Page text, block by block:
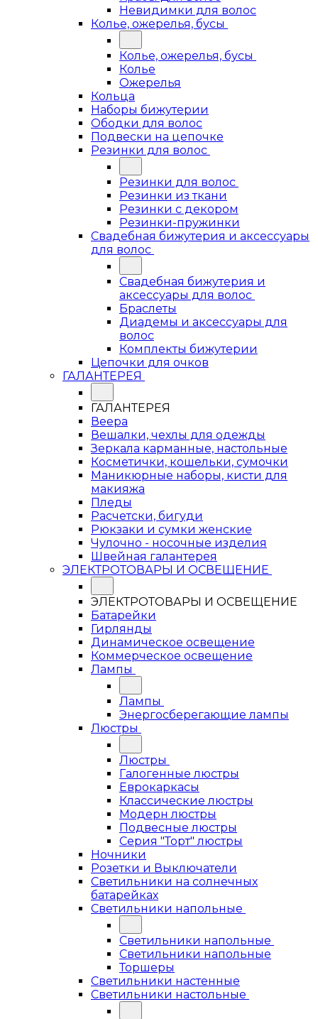
Невидимки для волос
Колье, ожерелья, бусы
Колье, ожерелья, бусы
Колье
Ожерелья
Кольца
Наборы бижутерии
Ободки для волос
Подвески на цепочке
Резинки для волос
Резинки для волос
Резинки из ткани
Резинки с декором
Резинки-пружинки
Свадебная бижутерия и аксессуары
для волос
Свадебная бижутерия и
аксессуары для волос
Браслеты
Диадемы и аксессуары для
волос
Комплекты бижутерии
Цепочки для очков
ГАЛАНТЕРЕЯ
ГАЛАНТЕРЕЯ
Веера
Вешалки, чехлы для одежды
Зеркала карманные, настольные
Косметички, кошельки, сумочки
Маникюрные наборы, кисти для
макияжа
Пледы
Расчетски, бигуди
Рюкзаки и сумки женские
Чулочно - носочные изделия
Швейная галантерея
ЭЛЕКТРОТОВАРЫ И ОСВЕЩЕНИЕ
ЭЛЕКТРОТОВАРЫ И ОСВЕЩЕНИЕ
Батарейки
Гирлянды
Динамическое освещение
Коммерческое освещение
Лампы
Лампы
Энергосберегающие лампы
Люстры
Люстры
Галогенные люстры
Еврокаркасы
Классические люстры
Модерн люстры
Подвесные люстры
Серия "Торт" люстры
Ночники
Розетки и Выключатели
Светильники на солнечных
батарейках
Светильники напольные
Светильники напольные
Светильники напольные
Торшеры
Светильники настенные
Светильники настольные